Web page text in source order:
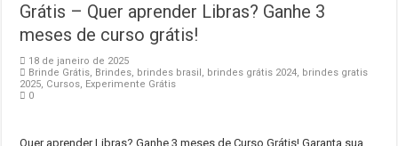
Grátis – Quer aprender Libras? Ganhe 3
meses de curso grátis!
18 de janeiro de 2025
Brinde Grátis, Brindes, brindes brasil, brindes grátis 2024, brindes gratis
2025, Cursos, Experimente Grátis
0
Quer aprender Libras? Ganhe 3 meses de Curso Grátis! Garanta sua